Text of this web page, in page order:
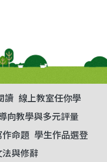
讀 線上教室任你學
向教學與多元評量
作命題 學生作品選登
法與修辭